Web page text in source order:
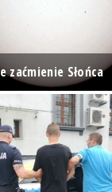
zaćmienie Słońca